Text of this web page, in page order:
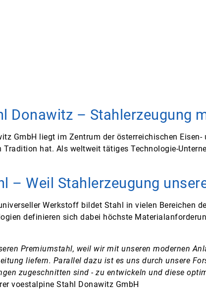
Donawitz – Stahlerzeugung
GmbH liegt im Zentrum der österreichischen
Tradition hat. Als weltweit tätiges Technologie-
– Weil Stahlerzeugung
Werkstoff bildet Stahl in vielen Bereichen
definieren sich dabei höchste
Premiumstahl, weil wir mit unseren modernen
liefern. Parallel dazu ist es uns durch unsere
zugeschnitten sind - zu entwickeln und diese
voestalpine Stahl Donawitz GmbH